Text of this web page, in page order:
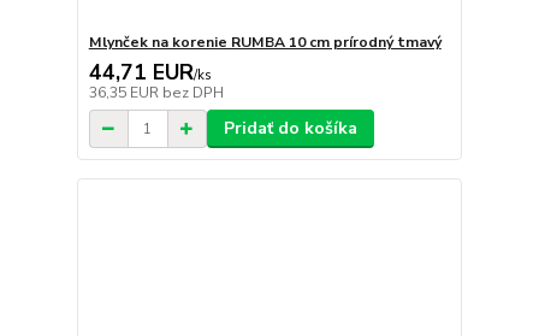
Mlynček na korenie RUMBA 10 cm prírodný tmavý
44,71 EUR/ks
36,35 EUR bez DPH
Pridať do košíka